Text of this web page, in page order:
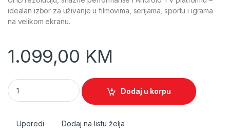
idealan izbor za uživanje u filmovima, serijama, sportu i igrama
na velikom ekranu.
1.099,00 KM
TV Tesla 65 65E655BUS quantity
Dodaj u korpu
Uporedi Dodaj na listu želja